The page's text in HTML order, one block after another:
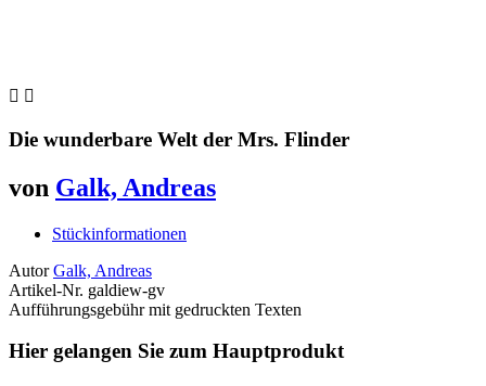
 
Die wunderbare Welt der Mrs. Flinder
von Galk, Andreas
Stückinformationen
Autor Galk, Andreas
Artikel-Nr. galdiew-gv
Aufführungsgebühr mit gedruckten Texten
Hier gelangen Sie zum Hauptprodukt